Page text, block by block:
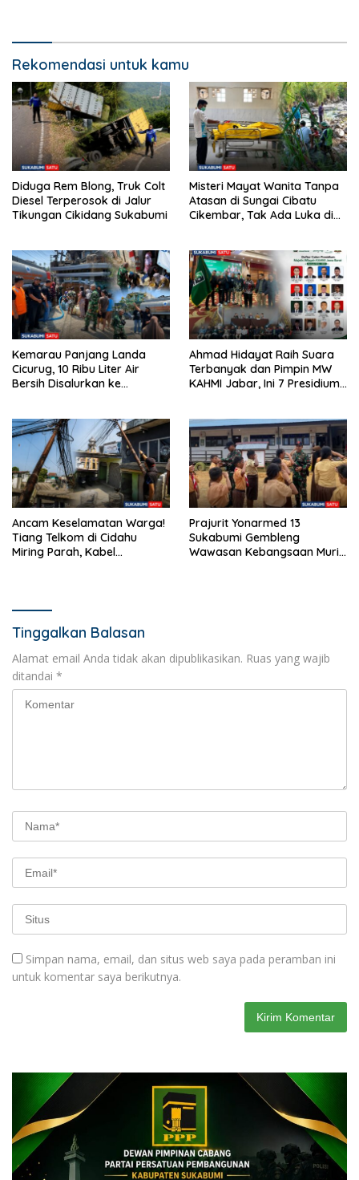
Rekomendasi untuk kamu
Diduga Rem Blong, Truk Colt
Diesel Terperosok di Jalur
Tikungan Cikidang Sukabumi
Misteri Mayat Wanita Tanpa
Atasan di Sungai Cibatu
Cikembar, Tak Ada Luka di
Kemarau Panjang Landa
Cicurug, 10 Ribu Liter Air
Bersih Disalurkan ke
Ahmad Hidayat Raih Suara
Terbanyak dan Pimpin MW
KAHMI Jabar, Ini 7 Presidium
Ancam Keselamatan Warga!
Tiang Telkom di Cidahu
Miring Parah, Kabel
Prajurit Yonarmed 13
Sukabumi Gembleng
Wawasan Kebangsaan Murid
Tinggalkan Balasan
Alamat email Anda tidak akan dipublikasikan. Ruas yang wajib
ditandai *
Simpan nama, email, dan situs web saya pada peramban ini
untuk komentar saya berikutnya.